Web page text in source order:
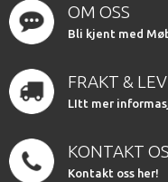
OM OSS
Bli kjent med
FRAKT &
LItt mer
KONTAKT
Kontakt oss her!